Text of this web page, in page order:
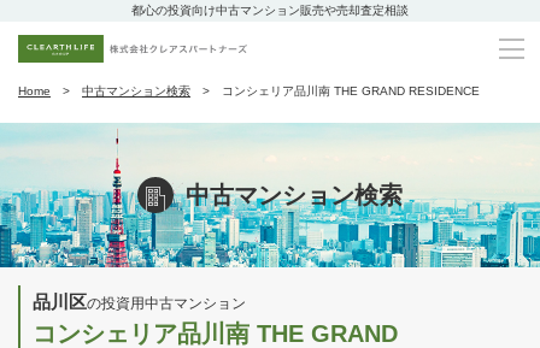
都心の投資向け中古マンション販売や売却査定相談
Home 中古マンション検索 コンシェリア品川南 THE GRAND RESIDENCE
中古マンション検索
品川区の投資用中古マンション
コンシェリア品川南 THE GRAND